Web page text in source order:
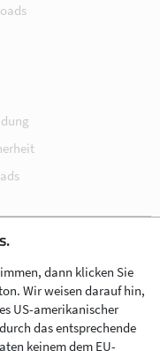
dann klicken Sie
Wir weisen darauf hin,
US-amerikanischer
das entsprechende
keinem dem EU-